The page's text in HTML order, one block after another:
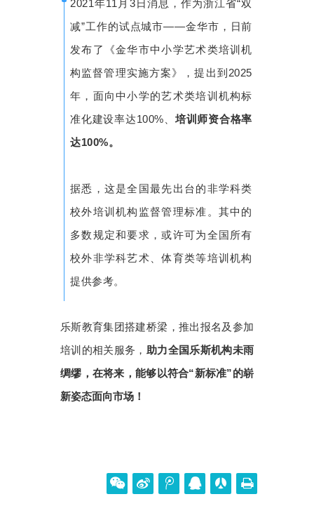
2021年11月3日消息，作为浙江省“双
减”工作的试点城市——金华市，日前
发布了《金华市中小学艺术类培训机
构监督管理实施方案》，提出到2025
年，面向中小学的艺术类培训机构标
准化建设率达100%、培训师资合格率
达100%。
据悉，这是全国最先出台的非学科类
校外培训机构监督管理标准。其中的
多数规定和要求，或许可为全国所有
校外非学科艺术、体育类等培训机构
提供参考。
乐斯教育集团搭建桥梁，推出报名及参加
培训的相关服务， 助力全国乐斯机构未雨
绸缪，在将来，能够以符合“新标准”的崭
新姿态面向市场！